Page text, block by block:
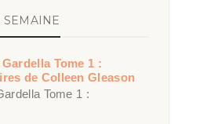
SEMAINE
Tome 1 :
de Colleen Gleason
Tome 1 :